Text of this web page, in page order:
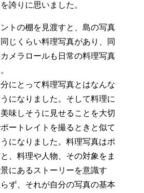
誇りに思いました。
トの棚を見渡すと、島の写真
じくらい料理写真があり、同
メラロールも日常の料理写真
にとって料理写真とはなんな
になりました。そして料理に
味しそうに見せることを大切
ートレイトを撮るときと似て
になりました。料理写真はポ
、料理や人物、その対象をま
にあるストーリーを意識す
ず、それが自分の写真の基本